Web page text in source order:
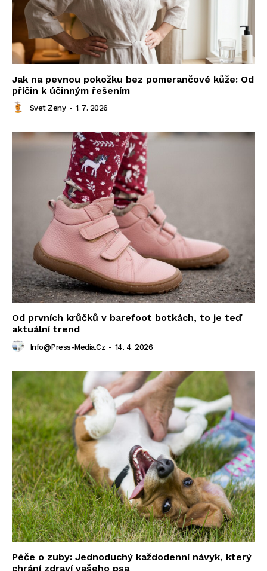
Jak na pevnou pokožku bez pomerančové kůže: Od
příčin k účinným řešením
Svet Zeny - 1. 7. 2026
Od prvních krůčků v barefoot botkách, to je teď
aktuální trend
Info@press-Media.cz - 14. 4. 2026
Péče o zuby: Jednoduchý každodenní návyk, který
chrání zdraví vašeho psa